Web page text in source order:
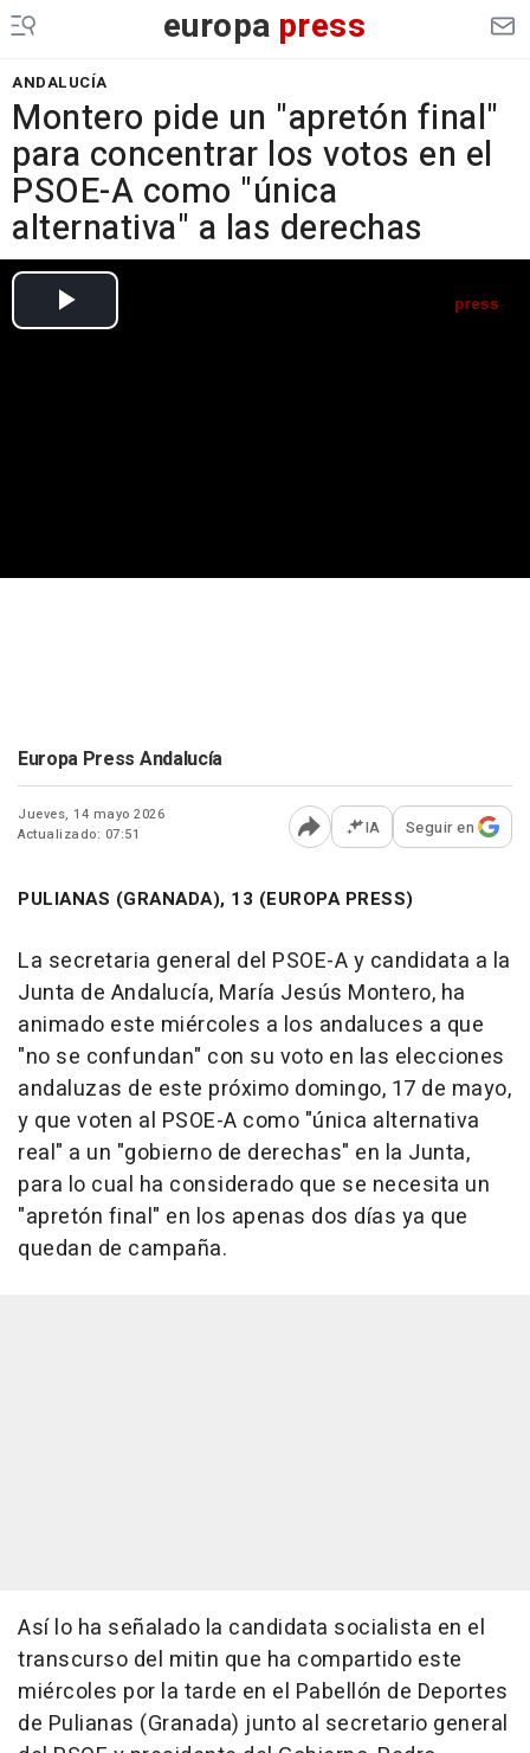
europa press
ANDALUCÍA
Montero pide un "apretón final"
para concentrar los votos en el
PSOE-A como "única
alternativa" a las derechas
Europa Press Andalucía
Jueves, 14 mayo 2026
Actualizado: 07:51
Abrir opciones para
IA Seguir en
PULIANAS (GRANADA), 13 (EUROPA PRESS)
La secretaria general del PSOE-A y candidata a la
Junta de Andalucía, María Jesús Montero, ha
animado este miércoles a los andaluces a que
"no se confundan" con su voto en las elecciones
andaluzas de este próximo domingo, 17 de mayo,
y que voten al PSOE-A como "única alternativa
real" a un "gobierno de derechas" en la Junta,
para lo cual ha considerado que se necesita un
"apretón final" en los apenas dos días ya que
quedan de campaña.
Así lo ha señalado la candidata socialista en el
transcurso del mitin que ha compartido este
miércoles por la tarde en el Pabellón de Deportes
de Pulianas (Granada) junto al secretario general